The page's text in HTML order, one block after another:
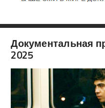
Документальная
2025